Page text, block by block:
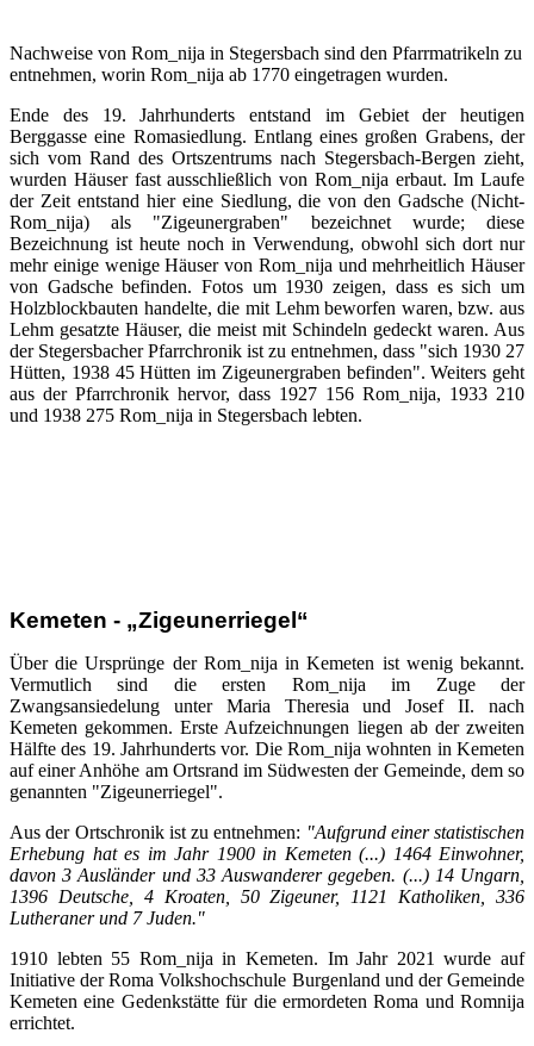
Nachweise von Rom_nija in Stegersbach sind den Pfarrmatrikeln zu
entnehmen, worin Rom_nija ab 1770 eingetragen wurden.
Ende des 19. Jahrhunderts entstand im Gebiet der heutigen
Berggasse eine Romasiedlung. Entlang eines großen Grabens, der
sich vom Rand des Ortszentrums nach Stegersbach-Bergen zieht,
wurden Häuser fast ausschließlich von Rom_nija erbaut. Im Laufe
der Zeit entstand hier eine Siedlung, die von den Gadsche (Nicht-
Rom_nija) als "Zigeunergraben" bezeichnet wurde; diese
Bezeichnung ist heute noch in Verwendung, obwohl sich dort nur
mehr einige wenige Häuser von Rom_nija und mehrheitlich Häuser
von Gadsche befinden. Fotos um 1930 zeigen, dass es sich um
Holzblockbauten handelte, die mit Lehm beworfen waren, bzw. aus
Lehm gesatzte Häuser, die meist mit Schindeln gedeckt waren. Aus
der Stegersbacher Pfarrchronik ist zu entnehmen, dass "sich 1930 27
Hütten, 1938 45 Hütten im Zigeunergraben befinden". Weiters geht
aus der Pfarrchronik hervor, dass 1927 156 Rom_nija, 1933 210
und 1938 275 Rom_nija in Stegersbach lebten.
Kemeten - „Zigeunerriegel“
Über die Ursprünge der Rom_nija in Kemeten ist wenig bekannt.
Vermutlich sind die ersten Rom_nija im Zuge der
Zwangsansiedelung unter Maria Theresia und Josef II. nach
Kemeten gekommen. Erste Aufzeichnungen liegen ab der zweiten
Hälfte des 19. Jahrhunderts vor. Die Rom_nija wohnten in Kemeten
auf einer Anhöhe am Ortsrand im Südwesten der Gemeinde, dem so
genannten "Zigeunerriegel".
Aus der Ortschronik ist zu entnehmen: "Aufgrund einer statistischen
Erhebung hat es im Jahr 1900 in Kemeten (...) 1464 Einwohner,
davon 3 Ausländer und 33 Auswanderer gegeben. (...) 14 Ungarn,
1396 Deutsche, 4 Kroaten, 50 Zigeuner, 1121 Katholiken, 336
Lutheraner und 7 Juden."
1910 lebten 55 Rom_nija in Kemeten. Im Jahr 2021 wurde auf
Initiative der Roma Volkshochschule Burgenland und der Gemeinde
Kemeten eine Gedenkstätte für die ermordeten Roma und Romnija
errichtet.